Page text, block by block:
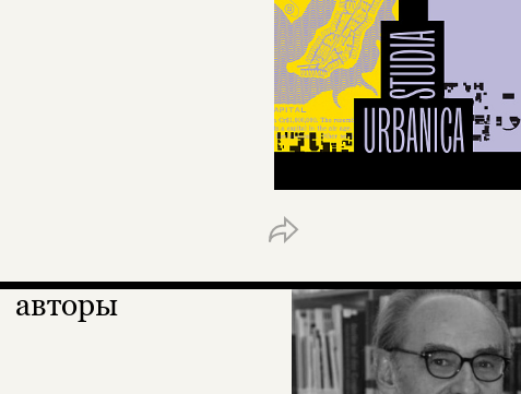
авторы